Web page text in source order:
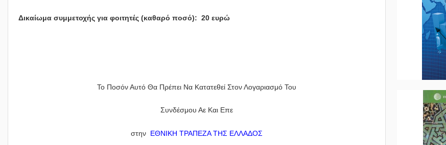
Δικαίωμα συμμετοχής για φοιτητές (καθαρό ποσό): 20 ευρώ
Το Ποσόν Αυτό Θα Πρέπει Να Κατατεθεί Στον Λογαριασμό Του
Συνδέσμου Αε Και Επε
στην ΕΘΝΙΚΗ ΤΡΑΠΕΖΑ ΤΗΣ ΕΛΛΑΔΟΣ